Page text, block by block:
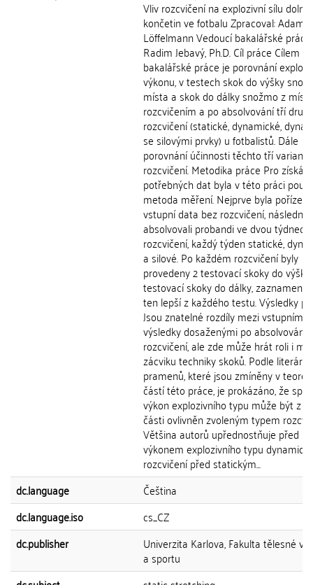
Vliv rozcvičení na explozivní sílu
končetin ve fotbalu Zpracoval: Adam
Löffelmann Vedoucí bakalářské
Radim Jebavý, Ph.D. Cíl práce Cílem
bakalářské práce je porovnání
výkonu, v testech skok do výšky
místa a skok do dálky snožmo z
rozcvičením a po absolvování tří
rozcvičení (statické, dynamické,
se silovými prvky) u fotbalistů. Dále
porovnání účinnosti těchto tří variant
rozcvičení. Metodika práce Pro získání
potřebných dat byla v této práci
metoda měření. Nejprve byla pořízena
vstupní data bez rozcvičení, následně
absolvovali probandi ve dvou
rozcvičení, každý týden statické,
a silové. Po každém rozcvičení byly
provedeny 2 testovací skoky do
testovací skoky do dálky,
ten lepší z každého testu. Výsledky
Jsou znatelné rozdíly mezi vstupními
výsledky dosaženými po absolvování
rozcvičení, ale zde může hrát roli i
zácviku techniky skoků. Podle
pramenů, které jsou zmíněny v
částí této práce, je prokázáno, že
výkon explozivního typu může být z
části ovlivněn zvoleným typem
Většina autorů upřednostňuje před
výkonem explozivního typu
rozcvičení před statickým...
dc.language
Čeština
dc.language.iso
cs_CZ
dc.publisher
Univerzita Karlova, Fakulta tělesné
a sportu